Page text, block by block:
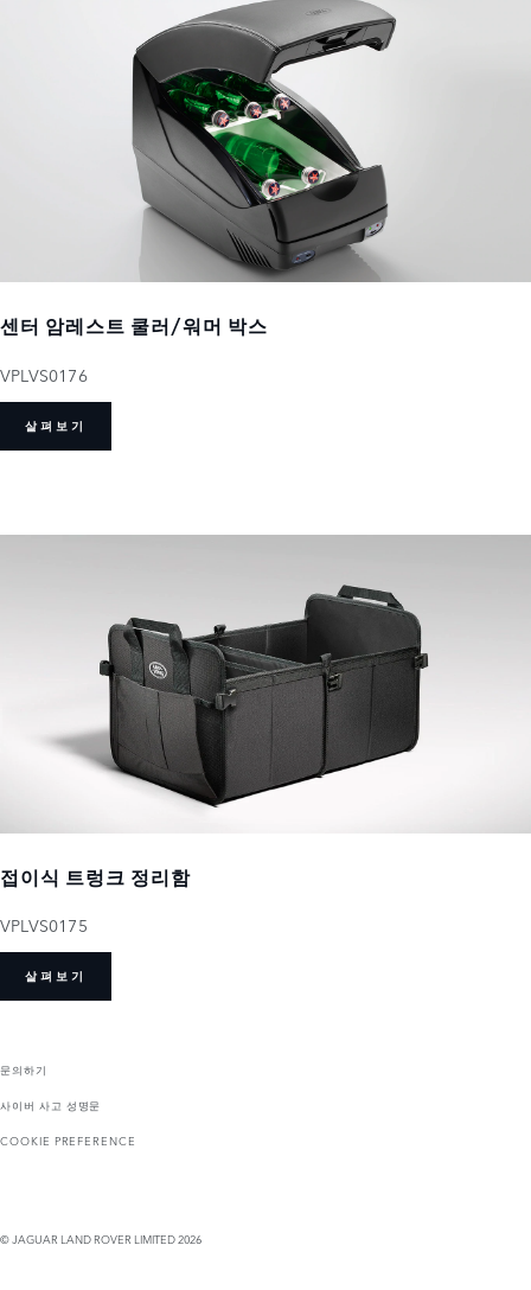
센터 암레스트 쿨러/워머 박스
VPLVS0176
살펴보기
접이식 트렁크 정리함
VPLVS0175
살펴보기
문의하기
사이버 사고 성명문
COOKIE PREFERENCE
© JAGUAR LAND ROVER LIMITED 2026